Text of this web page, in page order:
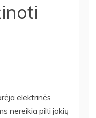
elektrinės
nereikia pilti jokių